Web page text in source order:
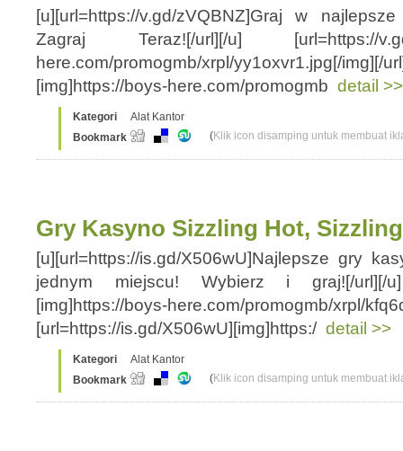
[u][url=https://v.gd/zVQBNZ]Graj w
Zagraj Teraz![/url][/u] [url=https://v.gd/
here.com/promogmb/xrpl/yy1oxvr1.jpg[/img][/
[img]https://boys-here.com/promogmb detail >>
Kategori
Alat Kantor
Bookmark
(Klik icon disamping untuk membuat
Gry Kasyno Sizzling Hot,
[u][url=https://is.gd/X506wU]Najlepsze gry
jednym miejscu! Wybierz i graj![/url][/u]
[img]https://boys-here.com/promogmb/xrpl/
[url=https://is.gd/X506wU][img]https:/ detail >>
Kategori
Alat Kantor
Bookmark
(Klik icon disamping untuk membuat